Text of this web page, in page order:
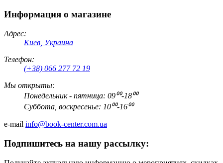
Информация о магазине
Адрес:
Киев, Украина
Телефон:
(+38) 066 277 72 19
Мы открыты:
Понедельник - пятница: 09⁰⁰-18⁰⁰
Суббота, воскресенье: 10⁰⁰-16⁰⁰
e-mail info@book-center.com.ua
Подпишитесь на нашу рассылку: